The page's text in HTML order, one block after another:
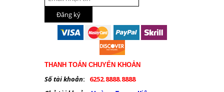
THANH TOÁN CHUYỂN KHOẢN
Số tài khoản:
6252.8888.8888